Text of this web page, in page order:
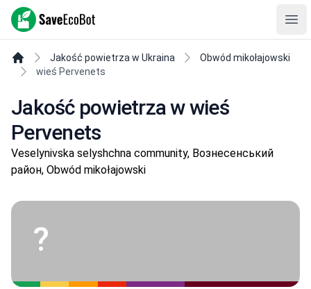
SaveEcoBot
Jakość powietrza w Ukraina
Obwód mikołajowski
wieś Pervenets
Jakość powietrza w wieś
Pervenets
Veselynivska selyshchna community, Вознесенський
район, Obwód mikołajowski
?